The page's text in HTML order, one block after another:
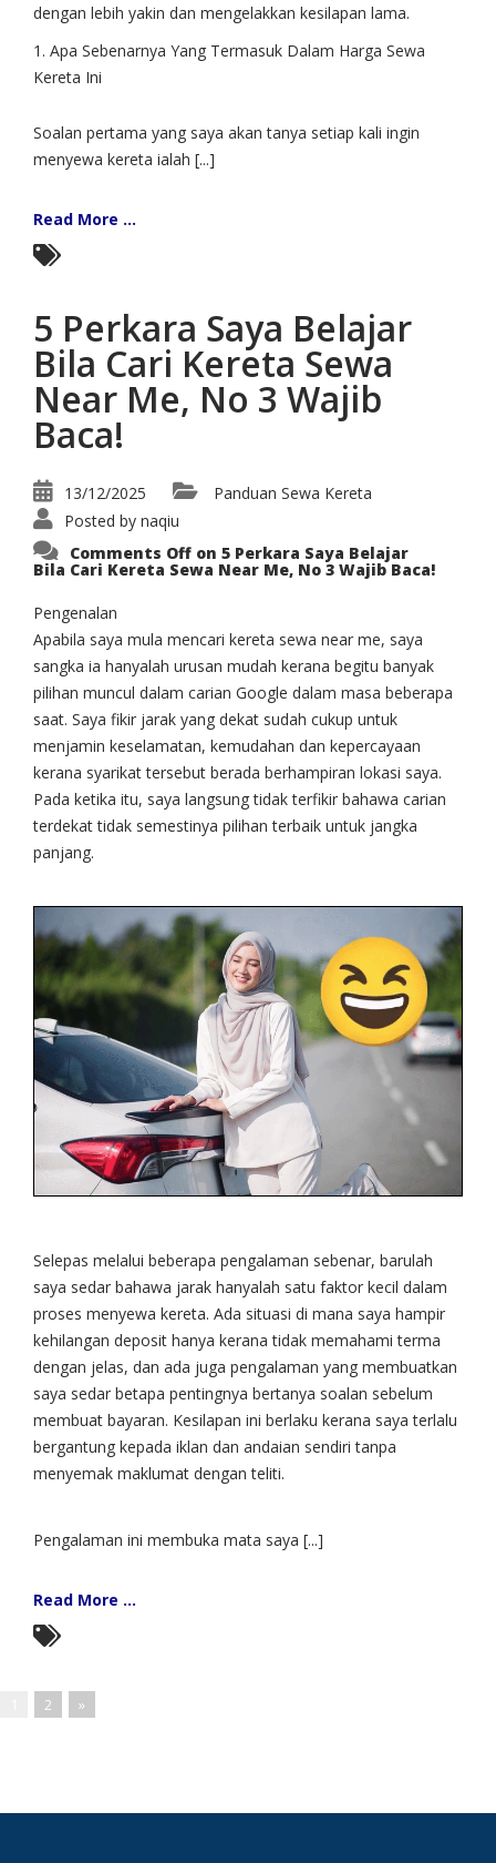
dengan lebih yakin dan mengelakkan kesilapan lama.
1. Apa Sebenarnya Yang Termasuk Dalam Harga Sewa
Kereta Ini
Soalan pertama yang saya akan tanya setiap kali ingin
menyewa kereta ialah [...]
Read More ...
5 Perkara Saya Belajar
Bila Cari Kereta Sewa
Near Me, No 3 Wajib
Baca!
13/12/2025
Panduan Sewa Kereta
Posted by naqiu
Comments Off on 5 Perkara Saya Belajar
Bila Cari Kereta Sewa Near Me, No 3 Wajib Baca!
Pengenalan
Apabila saya mula mencari kereta sewa near me, saya
sangka ia hanyalah urusan mudah kerana begitu banyak
pilihan muncul dalam carian Google dalam masa beberapa
saat. Saya fikir jarak yang dekat sudah cukup untuk
menjamin keselamatan, kemudahan dan kepercayaan
kerana syarikat tersebut berada berhampiran lokasi saya.
Pada ketika itu, saya langsung tidak terfikir bahawa carian
terdekat tidak semestinya pilihan terbaik untuk jangka
panjang.
Selepas melalui beberapa pengalaman sebenar, barulah
saya sedar bahawa jarak hanyalah satu faktor kecil dalam
proses menyewa kereta. Ada situasi di mana saya hampir
kehilangan deposit hanya kerana tidak memahami terma
dengan jelas, dan ada juga pengalaman yang membuatkan
saya sedar betapa pentingnya bertanya soalan sebelum
membuat bayaran. Kesilapan ini berlaku kerana saya terlalu
bergantung kepada iklan dan andaian sendiri tanpa
menyemak maklumat dengan teliti.
Pengalaman ini membuka mata saya [...]
Read More ...
2 »